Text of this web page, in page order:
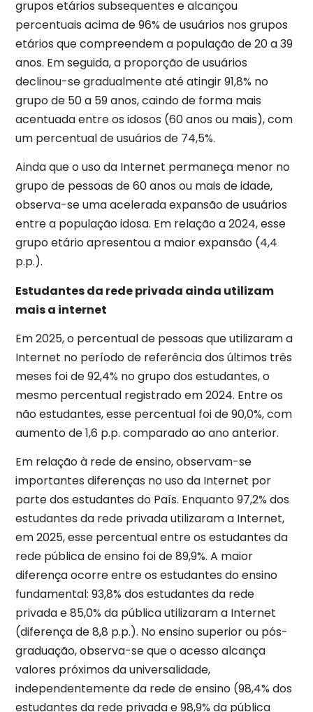
grupos etários subsequentes e alcançou
percentuais acima de 96% de usuários nos grupos
etários que compreendem a população de 20 a 39
anos. Em seguida, a proporção de usuários
declinou-se gradualmente até atingir 91,8% no
grupo de 50 a 59 anos, caindo de forma mais
acentuada entre os idosos (60 anos ou mais), com
um percentual de usuários de 74,5%.
Ainda que o uso da Internet permaneça menor no
grupo de pessoas de 60 anos ou mais de idade,
observa-se uma acelerada expansão de usuários
entre a população idosa. Em relação a 2024, esse
grupo etário apresentou a maior expansão (4,4
p.p.).
Estudantes da rede privada ainda utilizam
mais a internet
Em 2025, o percentual de pessoas que utilizaram a
Internet no período de referência dos últimos três
meses foi de 92,4% no grupo dos estudantes, o
mesmo percentual registrado em 2024. Entre os
não estudantes, esse percentual foi de 90,0%, com
aumento de 1,6 p.p. comparado ao ano anterior.
Em relação à rede de ensino, observam-se
importantes diferenças no uso da Internet por
parte dos estudantes do País. Enquanto 97,2% dos
estudantes da rede privada utilizaram a Internet,
em 2025, esse percentual entre os estudantes da
rede pública de ensino foi de 89,9%. A maior
diferença ocorre entre os estudantes do ensino
fundamental: 93,8% dos estudantes da rede
privada e 85,0% da pública utilizaram a Internet
(diferença de 8,8 p.p.). No ensino superior ou pós-
graduação, observa-se que o acesso alcança
valores próximos da universalidade,
independentemente da rede de ensino (98,4% dos
estudantes da rede privada e 98,9% da pública